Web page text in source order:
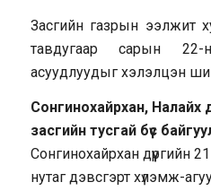
Засгийн газрын ээлжит
тавдугаар сарын
асуудлуудыг хэлэлцэн
Сонгинохайрхан, Налайх
засгийн тусгай бүс
Сонгинохайрхан дүүргийн
нутаг дэвсгэрт хүлэмж-